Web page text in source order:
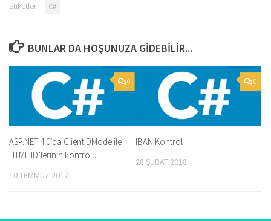
Etiketler: C#
BUNLAR DA HOŞUNUZA GIDEBILIR...
0
ASP.NET 4.0’da ClientIDMode ile
HTML ID’lerinin kontrolü.
10 TEMMUZ 2017
0
IBAN Kontrol
28 ŞUBAT 2018